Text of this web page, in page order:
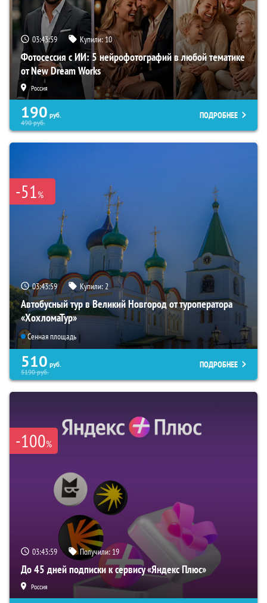
03:43:58 Купили:10
Фотосессия с ИИ: 5 нейрофотографий в любой тематике
от New Dream Works
Россия
190 руб.
490руб.
ПОДРОБНЕЕ
-51%
03:43:58 Купили:2
Автобусный тур в Великий Новгород от туроператора
«ХохломаТур»
Сенная площадь
510 руб.
5190руб.
ПОДРОБНЕЕ
-100%
03:43:58 Получили: 19
До 45 дней подписки к сервису «Яндекс Плюс»
Россия